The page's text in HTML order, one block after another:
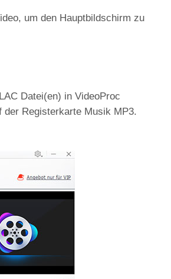
um den Hauptbildschirm zu
Datei(en) in VideoProc
der Registerkarte Musik MP3.